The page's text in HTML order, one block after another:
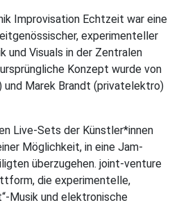
Improvisation Echtzeit war eine
experimenteller
und Visuals in der Zentralen
Konzept wurde von
und Marek Brandt (privatelektro)
Live-Sets der Künstler*innen
Möglichkeit, in eine Jam-
überzugehen. joint-venture
die experimentelle,
Musik und elektronische